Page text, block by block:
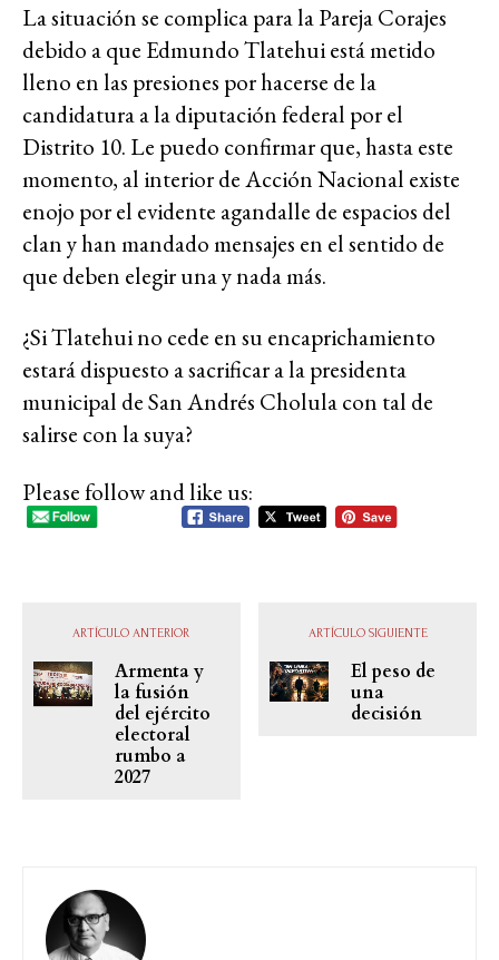
La situación se complica para la Pareja Corajes
debido a que Edmundo Tlatehui está metido
lleno en las presiones por hacerse de la
candidatura a la diputación federal por el
Distrito 10. Le puedo confirmar que, hasta este
momento, al interior de Acción Nacional existe
enojo por el evidente agandalle de espacios del
clan y han mandado mensajes en el sentido de
que deben elegir una y nada más.
¿Si Tlatehui no cede en su encaprichamiento
estará dispuesto a sacrificar a la presidenta
municipal de San Andrés Cholula con tal de
salirse con la suya?
Please follow and like us:
ARTÍCULO ANTERIOR
Armenta y
la fusión
del ejército
electoral
rumbo a
2027
ARTÍCULO SIGUIENTE
El peso de
una
decisión